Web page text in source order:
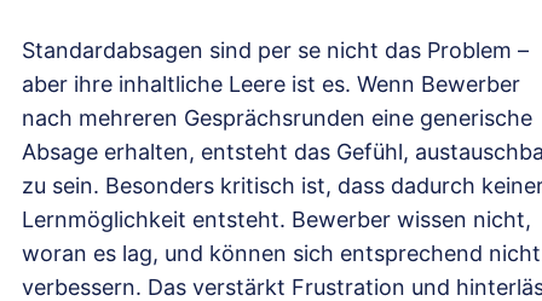
Standardabsagen sind per se nicht das Problem –
aber ihre inhaltliche Leere ist es. Wenn Bewerber
nach mehreren Gesprächsrunden eine generische
Absage erhalten, entsteht das Gefühl,
zu sein. Besonders kritisch ist, dass dadurch
Lernmöglichkeit entsteht. Bewerber wissen nicht,
woran es lag, und können sich entsprechend nicht
verbessern. Das verstärkt Frustration und